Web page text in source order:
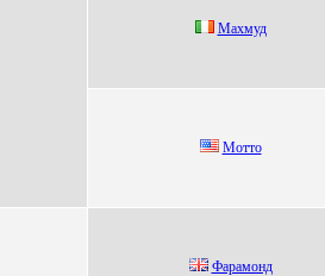
Maxмуд
Мoттo
Фаpамoнд